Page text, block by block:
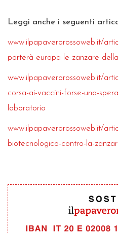
Leggi anche i seguenti
www.ilpapaverorossoweb.it/
porterà-europa-le-zanzare-
www.ilpapaverorossoweb.it/
corsa-ai-vaccini-forse-una-
laboratorio
www.ilpapaverorossoweb.it/
biotecnologico-contro-la-